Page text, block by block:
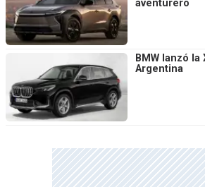
aventurero
BMW lanzó
Argentina